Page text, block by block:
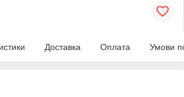
Доставка Оплата Умови